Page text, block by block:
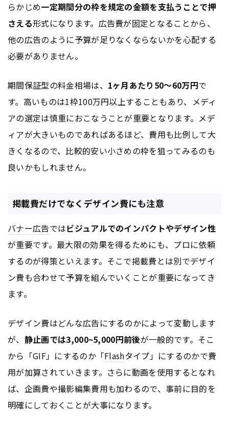
らかじめ一定期間分の枠を規定の金額を支払うことで押
さえる形式になります。 広告費が固定となることから、
他の広告のように予算が足りなくならないかを心配する
必要がありません。
期間保証型の料金相場は、 1ヶ月あたり50～60万円で
す。高いものは1枠100万円以上することもあり、メディ
アの選定は慎重におこなうことが重要となります。メデ
ィアが大きいものであればあるほど、費用も比例して大
きくなるので、比較的安い小さめの枠を狙ってみるのも
良いかもしれません。
掲載費だけでなくデザイン費にも注意
バナー広告ではビジュアルでのインパクトやデザイン性
が重要です。最大限の効果を得るためにも、プロに依頼
するのが得策といえます。そこで掲載費とは別でデザイ
ン費も合わせて予算を組んでいくことが重要になってき
ます。
デザイン費はどんな広告にするのかによって変動します
が、 静止画では3,000~5,000円前後が一般的です。そこ
から「GIF」にするのか「Flashタイプ」にするのかで費
用が加算されていきます。さらに動画を使用するとなれ
ば、企画費や撮影編集費用も加わるので、事前に目的を
明確にしておくことが大事になります。